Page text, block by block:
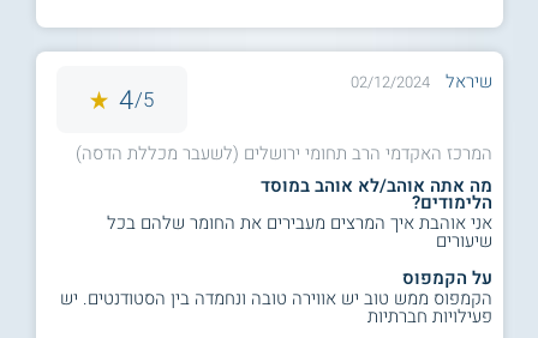
שיראל 02/12/2024
5/
4
המרכז האקדמי הרב תחומי ירושלים (לשעבר מכללת הדסה)
מה אתה אוהב/לא אוהב במוסד
הלימודים?
אני אוהבת איך המרצים מעבירים את החומר שלהם בכל
שיעורים
על הקמפוס
הקמפוס ממש טוב יש אווירה טובה ונחמדה בין הסטודנטים. יש
פעילויות חברתיות